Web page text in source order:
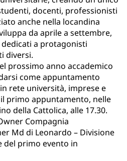
docenti, professionisti
anche nella locandina
da aprile a settembre,
a protagonisti
diversi.
prossimo anno accademico
come appuntamento
rete università, imprese e
il primo appuntamento, nelle
della Cattolica, alle 17.30.
Compagnia
Md di Leonardo – Divisione
del primo evento in